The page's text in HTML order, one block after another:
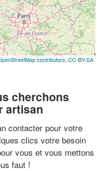
contributors,CC-BY-SA
cherchons
artisan
contacter pour votre
clics votre besoin
vous et vous mettons
faut !